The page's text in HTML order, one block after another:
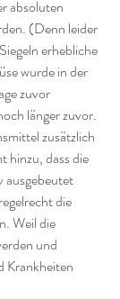
absoluten
(Denn leider
erhebliche
wurde in der
zuvor
länger zuvor.
zusätzlich
hinzu, dass die
ausgebeutet
die
Weil die
und
Krankheiten